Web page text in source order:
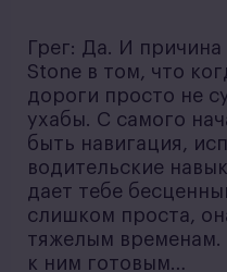
Грег: Да. И причина
Stone в том, что
дороги просто не
ухабы. С самого
быть навигация,
водительские
дает тебе
слишком проста,
тяжелым временам.
к ним готовым…